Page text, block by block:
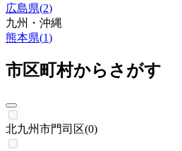
広島県(2)
九州・沖縄
熊本県(1)
市区町村からさがす
北九州市門司区(0)